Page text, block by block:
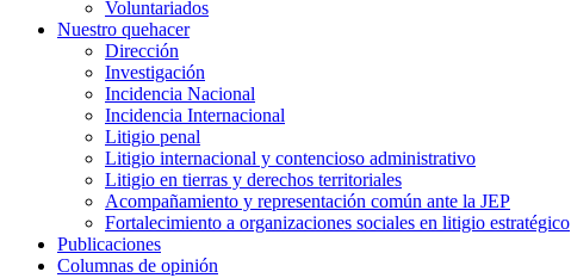
Voluntariados
Nuestro quehacer
Dirección
Investigación
Incidencia Nacional
Incidencia Internacional
Litigio penal
Litigio internacional y contencioso administrativo
Litigio en tierras y derechos territoriales
Acompañamiento y representación común ante la JEP
Fortalecimiento a organizaciones sociales en litigio estratégico
Publicaciones
Columnas de opinión